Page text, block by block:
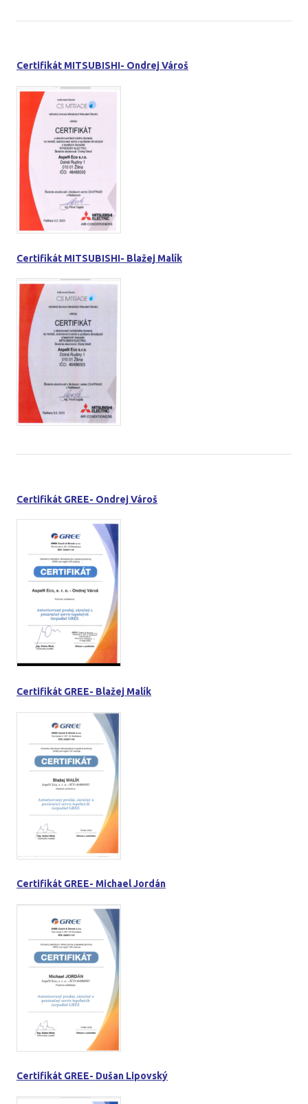
Certifikát MITSUBISHI- Ondrej Vároš
Certifikát MITSUBISHI- Blažej Malík
Certifikát GREE- Ondrej Vároš
Certifikát GREE- Blažej Malík
Certifikát GREE- Michael Jordán
Certifikát GREE- Dušan Lipovský